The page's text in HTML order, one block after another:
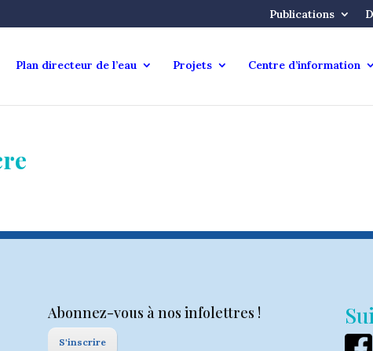
Publications
Plan directeur de l’eau Projets Centre d’information
Abonnez-vous à nos infolettres !
S'inscrire